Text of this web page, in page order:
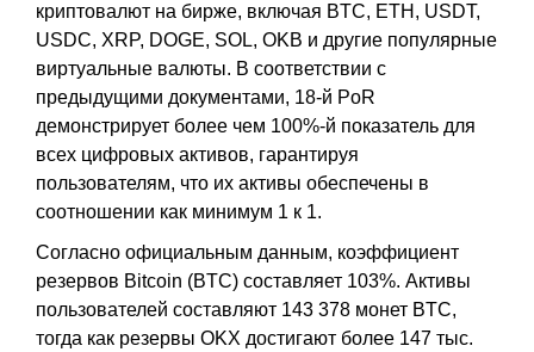
криптовалют на бирже, включая BTC, ETH, USDT,
USDC, XRP, DOGE, SOL, OKB и другие популярные
виртуальные валюты. В соответствии с
предыдущими документами, 18-й PoR
демонстрирует более чем 100%-й показатель для
всех цифровых активов, гарантируя
пользователям, что их активы обеспечены в
соотношении как минимум 1 к 1.
Согласно официальным данным, коэффициент
резервов Bitcoin (BTC) составляет 103%. Активы
пользователей составляют 143 378 монет BTC,
тогда как резервы OKX достигают более 147 тыс.